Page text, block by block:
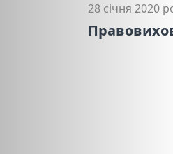
28 січня 2020